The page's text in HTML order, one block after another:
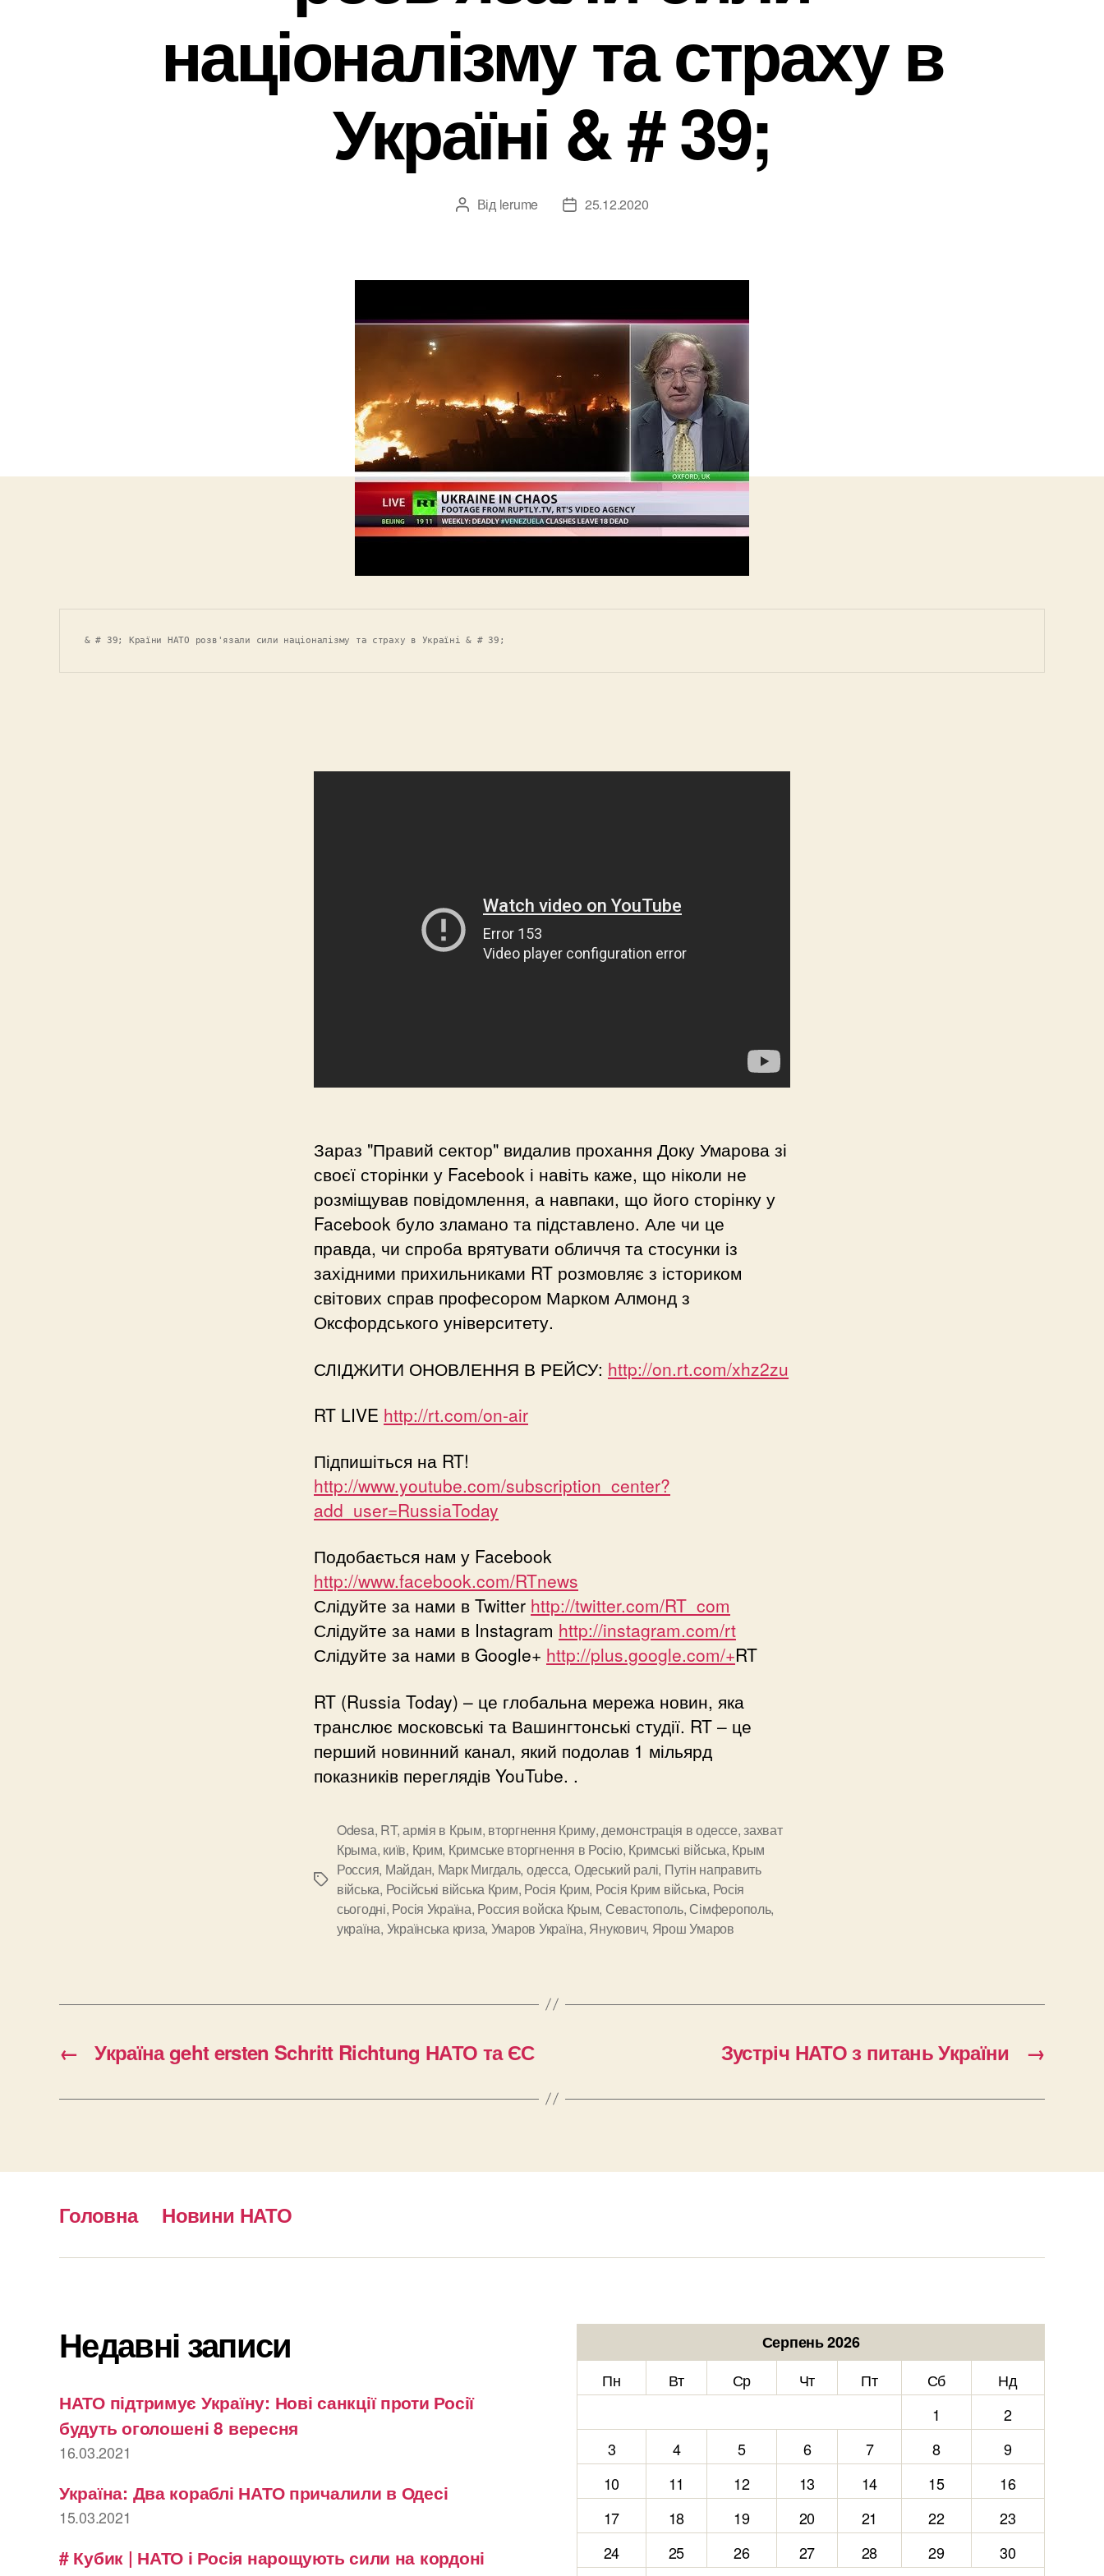
націоналізму та страху в
Україні & # 39;
Автор
Від lerume
Дата25.12.2020
& # 39; Країни НАТО розв'язали сили націоналізму та страху в Україні & # 39;
Зараз "Правий сектор" видалив прохання Доку Умарова зі
своєї сторінки у Facebook і навіть каже, що ніколи не
розміщував повідомлення, а навпаки, що його сторінку у
Facebook було зламано та підставлено. Але чи це
правда, чи спроба врятувати обличчя та стосунки із
західними прихильниками RT розмовляє з істориком
світових справ професором Марком Алмонд з
Оксфордського університету.
СЛІДЖИТИ ОНОВЛЕННЯ В РЕЙСУ: http://on.rt.com/xhz2zu
RT LIVE http://rt.com/on-air
Підпишіться на RT!
http://www.youtube.com/subscription_center?
add_user=RussiaToday
Подобається нам у Facebook
http://www.facebook.com/RTnews
Слідуйте за нами в Twitter http://twitter.com/RT_com
Слідуйте за нами в Instagram http://instagram.com/rt
Слідуйте за нами в Google+ http://plus.google.com/+RT
RT (Russia Today) – це глобальна мережа новин, яка
транслює московські та Вашингтонські студії. RT – це
перший новинний канал, який подолав 1 мільярд
показників переглядів YouTube. .
Позначки
Odesa, RT,армія в Крым, вторгнення Криму,демонстрація в одессе,захват
Крыма, київ, Крим, Кримське вторгнення в Росію, Кримські війська, Крым
Россия, Майдан, Марк Мигдаль, одесса, Одеський ралі, Путін направить
війська, Російські війська Крим, Росія Крим, Росія Крим війська, Росія
сьогодні, Росія Україна, Россия войска Крым, Севастополь, Сімферополь,
україна, Українська криза, Умаров Україна, Янукович, Ярош Умаров
← Україна geht ersten Schritt Richtung НАТО та ЄС →
Зустріч НАТО з питань України
Головна Новини НАТО
Недавні записи
НАТО підтримує Україну: Нові санкції проти Росії
будуть оголошені 8 вересня
16.03.2021
Україна: Два кораблі НАТО причалили в Одесі
15.03.2021
# Кубик | НАТО і Росія нарощують сили на кордоні
Серпень 2026
Пн
Вт Ср Чт Пт Сб
Нд
1
2
3
4 5 6 7 8
9
10
11 12 13 14 15
16
17
18 19 20 21 22
23
24
25 26 27 28 29
30